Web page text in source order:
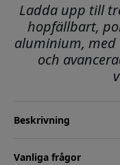
Ladda upp till
hopfällbart,
aluminium, med
och
Beskrivning
Vanliga frågor